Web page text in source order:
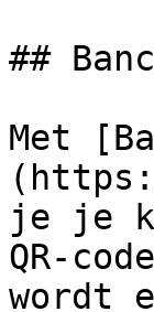
##
Met
je je
QR-
wordt